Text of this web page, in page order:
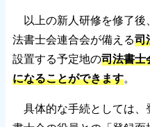
以上の新人研修を修了後
法書士会連合会が備える司
設置する予定地の司法書士
になることができます。
具体的な手続としては、